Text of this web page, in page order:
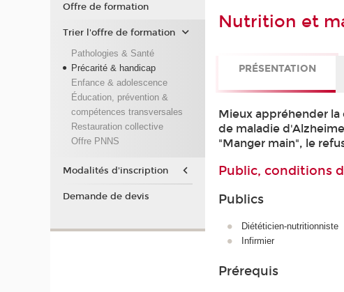
Nutrition et
PRÉSENTATION
Mieux appréhender
de maladie
"Manger main", le
Public, conditions
Publics
Diététicien-nutritionniste
Infirmier
Prérequis
Offre de formation
Trier l'offre de formation
Pathologies & Santé
Précarité & handicap
Enfance & adolescence
Éducation, prévention &
compétences transversales
Restauration collective
Offre PNNS
Modalités d'inscription
Demande de devis